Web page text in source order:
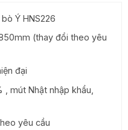
₫.
Ý HNS226
(thay đổi theo yêu
đại
, mút Nhật nhập khẩu,
yêu cầu